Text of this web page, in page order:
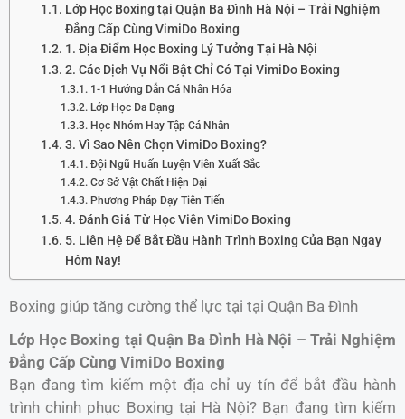
Lớp Học Boxing tại Quận Ba Đình Hà Nội – Trải Nghiệm
Đẳng Cấp Cùng VimiDo Boxing
1. Địa Điểm Học Boxing Lý Tưởng Tại Hà Nội
2. Các Dịch Vụ Nổi Bật Chỉ Có Tại VimiDo Boxing
1-1 Hướng Dẫn Cá Nhân Hóa
Lớp Học Đa Dạng
Học Nhóm Hay Tập Cá Nhân
3. Vì Sao Nên Chọn VimiDo Boxing?
Đội Ngũ Huấn Luyện Viên Xuất Sắc
Cơ Sở Vật Chất Hiện Đại
Phương Pháp Dạy Tiên Tiến
4. Đánh Giá Từ Học Viên VimiDo Boxing
5. Liên Hệ Để Bắt Đầu Hành Trình Boxing Của Bạn Ngay
Hôm Nay!
Boxing giúp tăng cường thể lực tại tại Quận Ba Đình
Lớp Học Boxing tại Quận Ba Đình Hà Nội – Trải Nghiệm
Đẳng Cấp Cùng VimiDo Boxing
Bạn đang tìm kiếm một địa chỉ uy tín để bắt đầu hành
trình chinh phục Boxing tại Hà Nội? Bạn đang tìm kiếm